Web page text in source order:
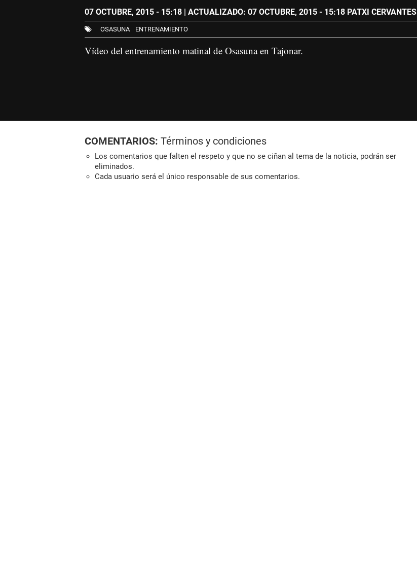
07 OCTUBRE, 2015 - 15:18| ACTUALIZADO: 07 OCTUBRE, 2015 - 15:18 PATXI CERVANTES
OSASUNA ENTRENAMIENTO
Vídeo del entrenamiento matinal de Osasuna en Tajonar.
COMENTARIOS: Términos y condiciones
Los comentarios que falten el respeto y que no se ciñan al tema de la noticia, podrán ser
eliminados.
Cada usuario será el único responsable de sus comentarios.